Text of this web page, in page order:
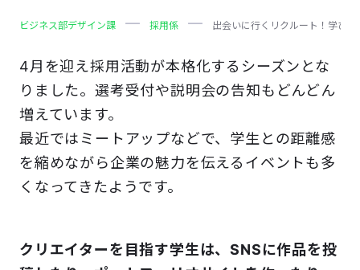
ビジネス部デザイン課 採用係 出会いに行くリクルート！学び
4月を迎え採用活動が本格化するシーズンとな
りました。選考受付や説明会の告知もどんどん
増えています。
最近ではミートアップなどで、学生との距離感
を縮めながら企業の魅力を伝えるイベントも多
くなってきたようです。
クリエイターを目指す学生は、SNSに作品を投